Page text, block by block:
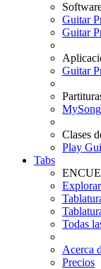
Guitar
Guitar
Guitar
Clases
Play
Tabs
Todas
Acerca
Precios